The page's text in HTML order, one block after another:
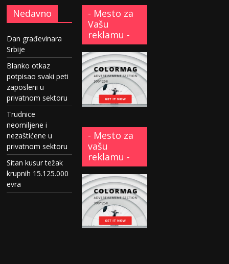
Nedavno
Dan građevinara
Srbije
Blanko otkaz
potpisao svaki peti
zaposleni u
privatnom sektoru
Trudnice
neomiljene i
nezaštićene u
privatnom sektoru
Sitan kusur težak
krupnih 15.125.000
evra
- Mesto za
Vašu
reklamu -
- Mesto za
vašu
reklamu -